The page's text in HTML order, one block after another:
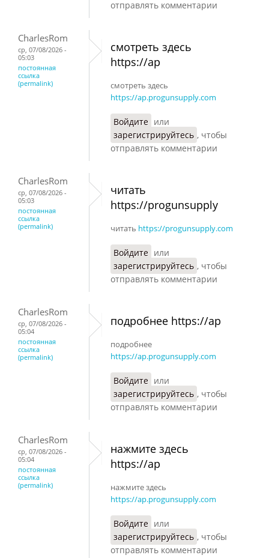
отправлять комментарии
CharlesRom
ср, 07/08/2026 -
05:03
постоянная
ссылка
(permalink)
смотреть здесь
https://ap
смотреть здесь
https://ap.progunsupply.com
Войдите или
зарегистрируйтесь , чтобы
отправлять комментарии
CharlesRom
ср, 07/08/2026 -
05:03
постоянная
ссылка
(permalink)
читать
https://progunsupply
читать https://progunsupply.com
Войдите или
зарегистрируйтесь , чтобы
отправлять комментарии
CharlesRom
ср, 07/08/2026 -
05:04
постоянная
ссылка
(permalink)
подробнее https://ap
подробнее
https://ap.progunsupply.com
Войдите или
зарегистрируйтесь , чтобы
отправлять комментарии
CharlesRom
ср, 07/08/2026 -
05:04
постоянная
ссылка
(permalink)
нажмите здесь
https://ap
нажмите здесь
https://ap.progunsupply.com
Войдите или
зарегистрируйтесь , чтобы
отправлять комментарии